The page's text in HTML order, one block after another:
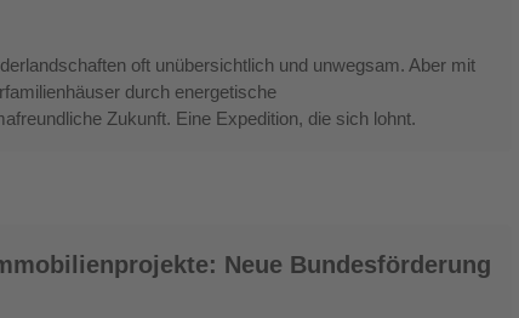
oft unübersichtlich und unwegsam. Aber mit
durch energetische
Zukunft. Eine Expedition, die sich lohnt.
Neue Bundesförderung